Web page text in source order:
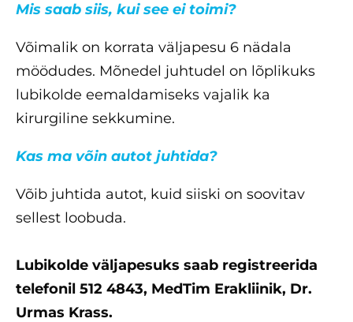
Mis saab siis, kui see ei toimi?
Võimalik on korrata väljapesu 6 nädala
möödudes. Mõnedel juhtudel on lõplikuks
lubikolde eemaldamiseks vajalik ka
kirurgiline sekkumine.
Kas ma võin autot juhtida?
Võib juhtida autot, kuid siiski on soovitav
sellest loobuda.
Lubikolde väljapesuks saab registreerida
telefonil 512 4843, MedTim Erakliinik, Dr.
Urmas Krass.